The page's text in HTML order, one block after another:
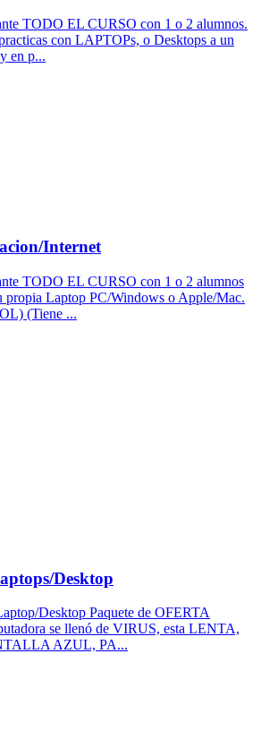
TODO EL CURSO con 1 o 2 alumnos.
con LAPTOPs, o Desktops a un
en p...
Internet
TODO EL CURSO con 1 o 2 alumnos
propia Laptop PC/Windows o Apple/Mac.
(Tiene ...
Desktop
Desktop Paquete de OFERTA
se llenó de VIRUS, esta LENTA,
AZUL, PA...